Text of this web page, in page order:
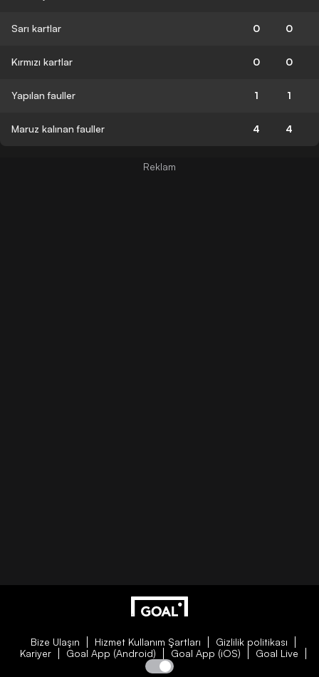
Sarı kartlar 0 0
Kırmızı kartlar 0 0
Yapılan fauller 1 1
Maruz kalınan fauller 4 4
Bize Ulaşın Hizmet Kullanım Şartları
Gizlilik politikası
Kariyer
Goal App (Android) Goal App (iOS) Goal Live